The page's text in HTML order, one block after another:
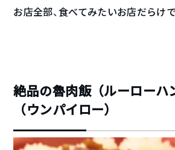
お店全部、食べてみたいお店だらけで
絶品の魯肉飯（ルーローハ
（ウンパイロー）